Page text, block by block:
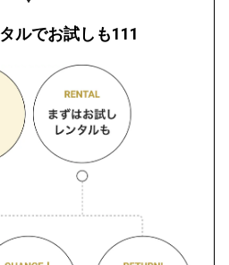
ルでお試しも111